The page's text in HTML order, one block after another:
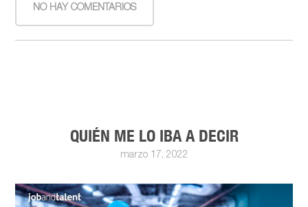
NO HAY COMENTARIOS
QUIÉN ME LO IBA A DECIR
marzo 17, 2022